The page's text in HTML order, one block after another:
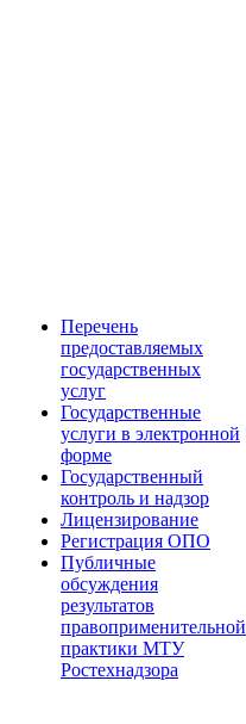
Перечень
предоставляемых
государственных
услуг
Государственные
услуги в электронной
форме
Государственный
контроль и надзор
Лицензирование
Регистрация ОПО
Публичные
обсуждения
результатов
правоприменительной
практики МТУ
Ростехнадзора